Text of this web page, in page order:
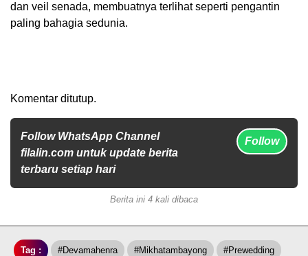
dan veil senada, membuatnya terlihat seperti pengantin
paling bahagia sedunia.
Komentar ditutup.
Follow WhatsApp Channel
filalin.com untuk update berita
terbaru setiap hari
Follow
Berita ini 4 kali dibaca
Tag : #devamahenra #mikhatambayong #prewedding